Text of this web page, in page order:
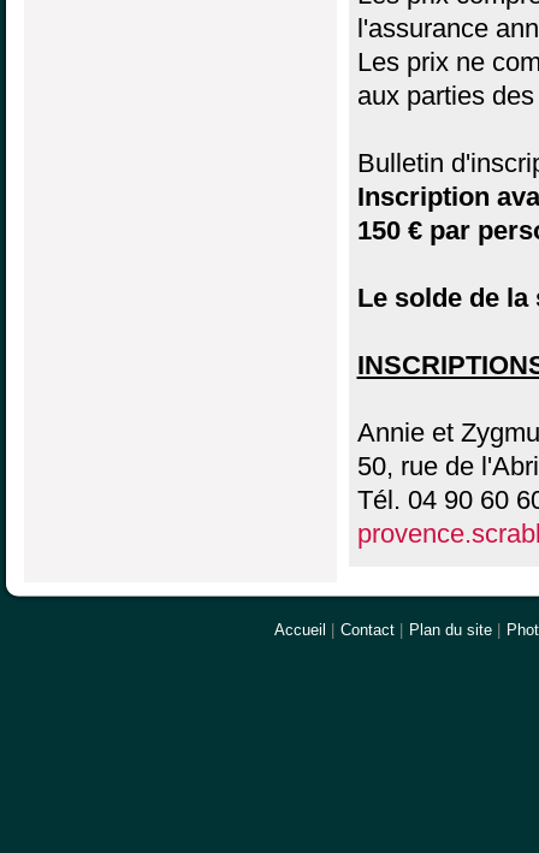
l'assurance
Les prix ne
aux parties
Bulletin
Inscription
150 € par
Le solde de
Annie et
50, rue de
Tél. 04 90 60
Accueil Contact Plan du site